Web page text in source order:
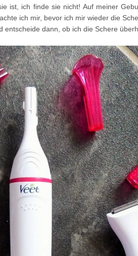
ist, ich finde sie nicht! Auf meiner
ich mir, bevor ich mir wieder die
dann, ob ich die Schere